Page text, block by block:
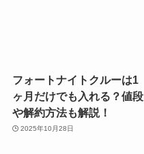
フォートナイトクルーは1
ヶ月だけでも入れる？値段
や解約方法も解説！
2025年10月28日